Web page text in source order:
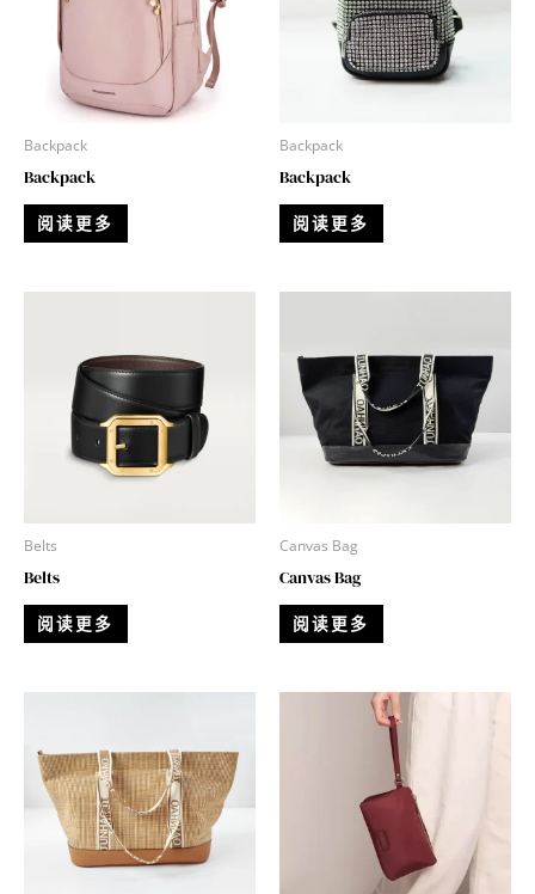
Backpack
Backpack
阅读更多
Backpack
Backpack
阅读更多
Belts
Belts
阅读更多
Canvas Bag
Canvas Bag
阅读更多